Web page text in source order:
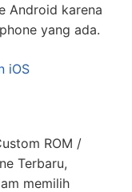
Android karena
yang ada.
iOS
ROM /
Terbaru,
memilih